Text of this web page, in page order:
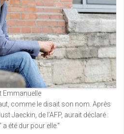
Emmanuelle
comme le disait son nom. Après
Jaeckin, de l’AFP, aurait déclaré :
été dur pour elle.”